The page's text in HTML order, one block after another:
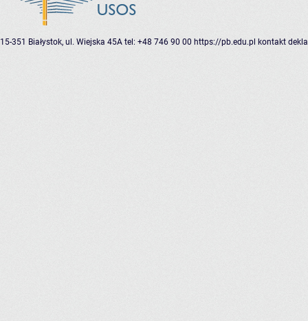
15-351 Białystok, ul. Wiejska 45A tel: +48 746 90 00 https://pb.edu.pl kontakt